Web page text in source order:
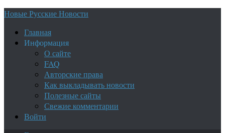
Новые Русские Новости
Главная
Информация
О сайте
FAQ
Авторские права
Как выкладывать новости
Полезные сайты
Свежие комментарии
Войти